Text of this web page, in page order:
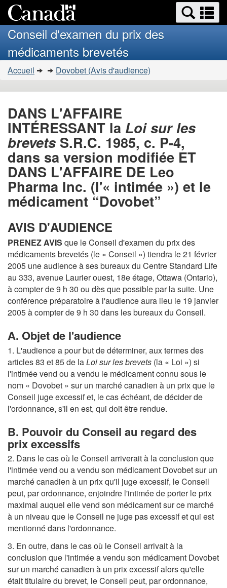
au
contenu
principal
HTML
simplifiée
Search
and
menus
Conseil d'examen du prix des
médicaments brevetés
Vous
�tes
ici
Accueil Dovobet (Avis d'audience)
DANS L'AFFAIRE
INTÉRESSANT la Loi sur les
brevets S.R.C. 1985, c. P-4,
dans sa version modifiée ET
DANS L'AFFAIRE DE Leo
Pharma Inc. (l'« intimée ») et le
médicament “Dovobet”
AVIS D'AUDIENCE
PRENEZ AVIS que le Conseil d'examen du prix des
médicaments brevetés (le « Conseil ») tiendra le 21 février
2005 une audience à ses bureaux du Centre Standard Life
au 333, avenue Laurier ouest, 18e étage, Ottawa (Ontario),
à compter de 9 h 30 ou dès que possible par la suite. Une
conférence préparatoire à l'audience aura lieu le 19 janvier
2005 à compter de 9 h 30 dans les bureaux du Conseil.
A. Objet de l'audience
1. L'audience a pour but de déterminer, aux termes des
articles 83 et 85 de laLoi sur les brevets (la « Loi ») si
l'intimée vend ou a vendu le médicament connu sous le
nom « Dovobet » sur un marché canadien à un prix que le
Conseil juge excessif et, le cas échéant, de décider de
l'ordonnance, s'il en est, qui doit être rendue.
B. Pouvoir du Conseil au regard des
prix excessifs
2. Dans le cas où le Conseil arriverait à la conclusion que
l'intimée vend ou a vendu son médicament Dovobet sur un
marché canadien à un prix qu'il juge excessif, le Conseil
peut, par ordonnance, enjoindre l'intimée de porter le prix
maximal auquel elle vend son médicament sur ce marché
à un niveau que le Conseil ne juge pas excessif et qui est
mentionné dans l'ordonnance.
3. En outre, dans le cas où le Conseil arrivait à la
conclusion que l'intimée a vendu son médicament Dovobet
sur un marché canadien à un prix excessif alors qu'elle
était titulaire du brevet, le Conseil peut, par ordonnance,